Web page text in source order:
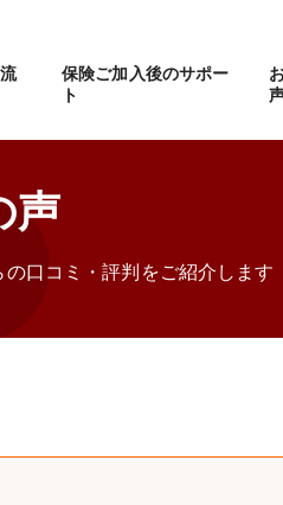
保険ご加入後のサポー
ト
声
口コミ・評判をご紹介します